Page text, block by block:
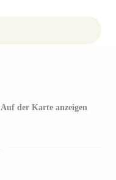
Auf der Karte anzeigen